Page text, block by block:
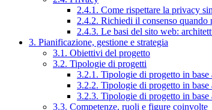
2.4.1. Come rispettare la privacy
2.4.2. Richiedi il consenso quando
2.4.3. Le basi del sito web:
3. Pianificazione, gestione e strategia
3.1. Obiettivi del progetto
3.2. Tipologie di progetti
3.2.1. Tipologie di progetto in
3.2.2. Tipologie di progetto in base
3.2.3. Tipologie di progetto in
3.3. Competenze, ruoli e figure coinvolte